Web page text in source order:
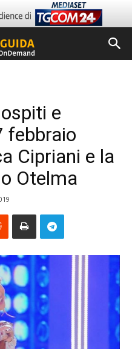
e
febbraio
Cipriani e la
Otelma